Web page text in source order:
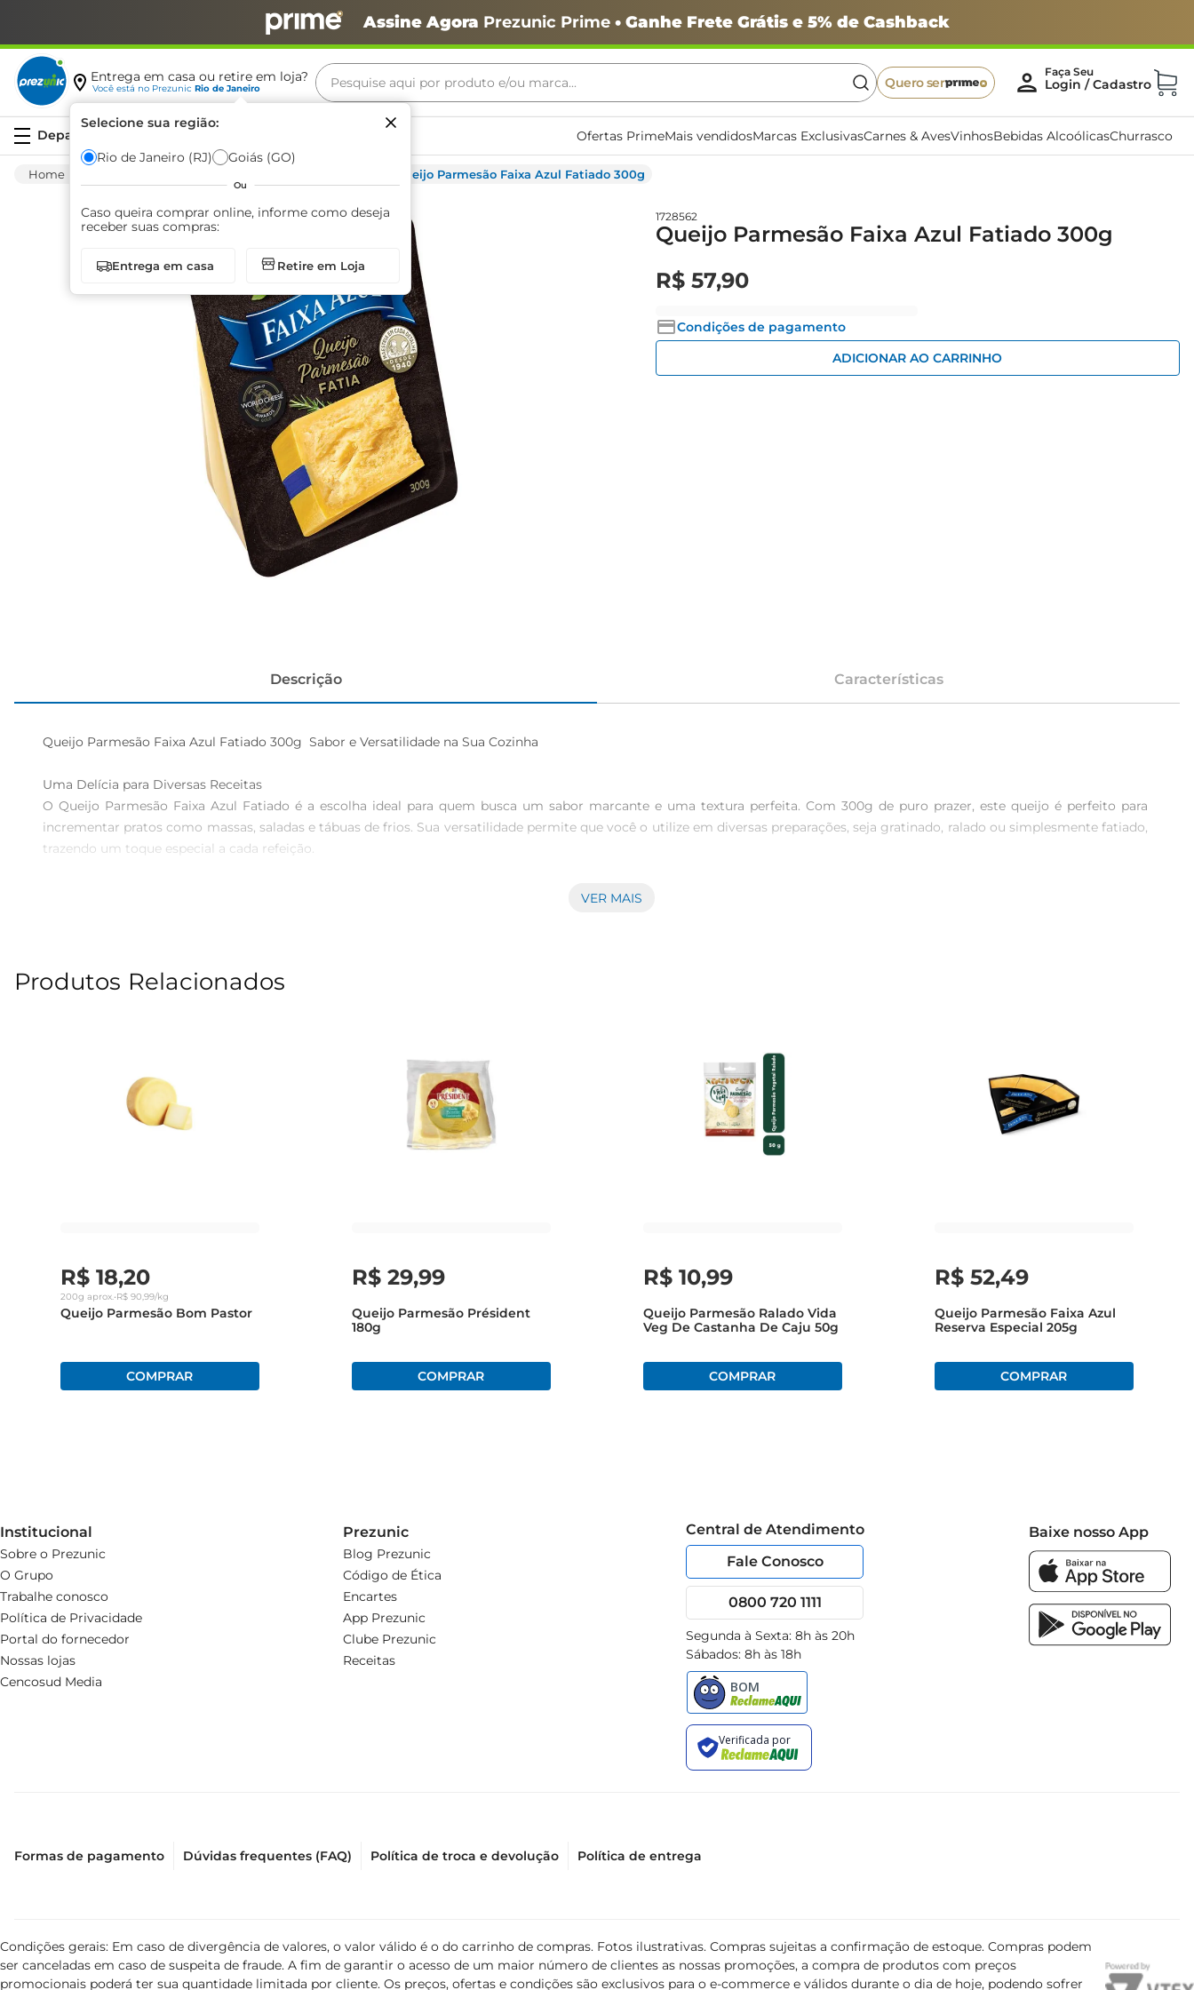
Assine Agora Prezunic Prime• Ganhe Frete Grátis e 5% de Cashback
Entrega em casa ou retire em loja?
Você está no Prezunic Rio de Janeiro
Selecione sua região:
Rio de Janeiro (RJ) Goiás (GO)
Ou
Caso queira comprar online, informe como deseja
receber suas compras:
Entrega em casa Retire em Loja
Pesquise aqui por produto e/ou marca...
Quero ser
Ofertas PrimeMais vendidosMarcas ExclusivasCarnes & AvesVinhosBebidas AlcoólicasChurrasco
Queijo Parmesão Faixa Azul Fatiado 300g
1728562
Queijo Parmesão Faixa Azul Fatiado 300g
R$ 57,90
Condições de pagamento
ADICIONAR AO CARRINHO
Descrição Características
Queijo Parmesão Faixa Azul Fatiado 300g  Sabor e Versatilidade na Sua Cozinha
Uma Delícia para Diversas Receitas
O Queijo Parmesão Faixa Azul Fatiado é a escolha ideal para quem busca um sabor marcante e uma textura perfeita. Com 300g de puro prazer, este queijo é perfeito para
incrementar pratos como massas, saladas e tábuas de frios. Sua versatilidade permite que você o utilize em diversas preparações, seja gratinado, ralado ou simplesmente fatiado,
trazendo um toque especial a cada refeição.
Sugestões de Uso
Experimente adicionar o Queijo Parmesão Faixa Azul fatiado em uma salada fresca, combinando com folhas verdes e um molho leve. Outra sugestão é utilizálo em um prato de
massa ao molho pesto, onde o queijo derrete levemente, criando uma harmonia de sabores. Para um lanche, sirva as fatias com frutas secas e nozes, criando uma combinação
Com o Queijo Parmesão Faixa Azul Fatiado, você tem à disposição um produto que une sabor, qualidade e praticidade, perfeito paraenriquecer suas refeições e surpreender sua
VER MAIS
Produtos Relacionados
R$ 18,20
200g aprox.•R$ 90,99/kg
Queijo Parmesão Bom Pastor
R$ 29,99
Queijo Parmesão Président
180g
R$ 10,99
Queijo Parmesão Ralado Vida
Veg De Castanha De Caju 50g
R$ 52,49
Queijo Parmesão Faixa Azul
Reserva Especial 205g
Institucional
Sobre o Prezunic
O Grupo
Trabalhe conosco
Política de Privacidade
Portal do fornecedor
Nossas lojas
Cencosud Media
Prezunic
Blog Prezunic
Código de Ética
Encartes
App Prezunic
Clube Prezunic
Receitas
Central de Atendimento
Fale Conosco
0800 720 1111
Segunda à Sexta: 8h às 20h
Sábados: 8h às 18h
Baixe nosso App
Formas de pagamento Dúvidas frequentes (FAQ) Política de troca e devolução Política de entrega
Condições gerais: Em caso de divergência de valores, o valor válido é o do carrinho de compras. Fotos ilustrativas. Compras sujeitas a confirmação de estoque. Compras podem
ser canceladas em caso de suspeita de fraude. A fim de garantir o acesso de um maior número de clientes as nossas promoções, a compra de produtos com preços
promocionais poderá ter sua quantidade limitada por cliente. Os preços, ofertas e condições são exclusivos para o e-commerce e válidos durante o dia de hoje, podendo sofrer
Termos mais buscados
café
biscoito
azeite
arroz
iogurte
papel higiênico
cerveja